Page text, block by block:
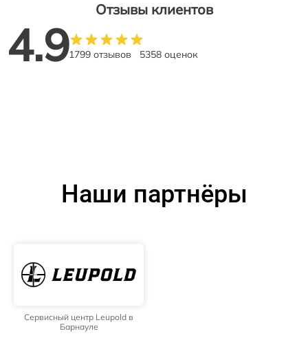
Отзывы клиентов
4.91799 отзывов 5358 оценок
Наши партнёры
Сервисный центр Leupold в
Барнауле